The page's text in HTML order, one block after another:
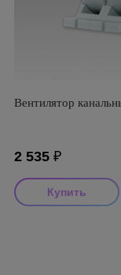
Вентилятор
2 535 ₽